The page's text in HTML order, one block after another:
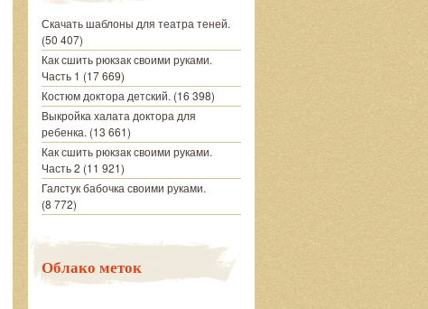
Скачать шаблоны для театра теней.
(50 407)
Как сшить рюкзак своими руками.
Часть 1 (17 669)
Костюм доктора детский. (16 398)
Выкройка халата доктора для
ребенка. (13 661)
Как сшить рюкзак своими руками.
Часть 2 (11 921)
Галстук бабочка своими руками.
(8 772)
Облако меток